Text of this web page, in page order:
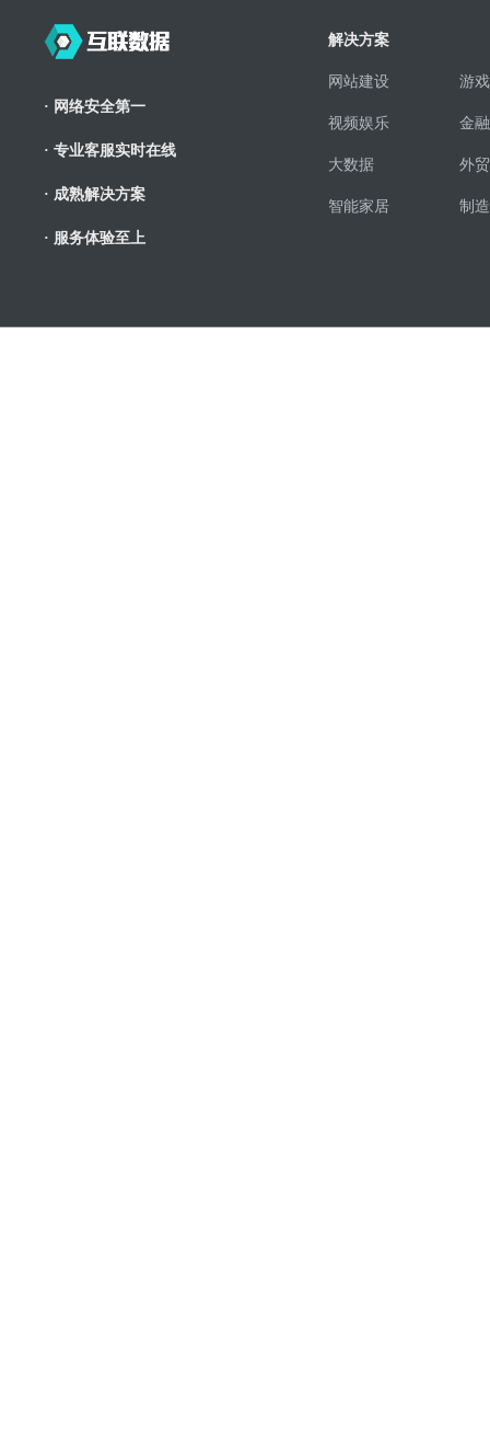
· 网络安全第一
· 专业客服实时在线
· 成熟解决方案
· 服务体验至上
解决方案
网站建设 游
视频娱乐 金
大数据 外
智能家居 制